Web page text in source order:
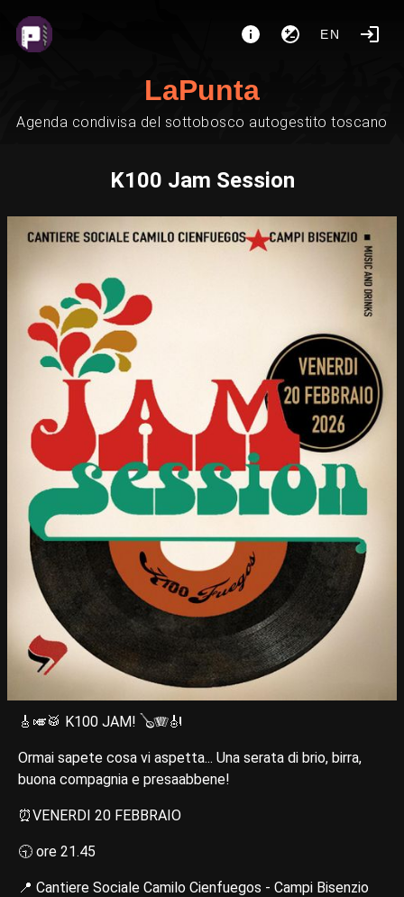
EN
LaPunta
Agenda condivisa del sottobosco autogestito toscano
K100 Jam Session
🎸🎺🥁 K100 JAM! 🪕🪗🎻
Ormai sapete cosa vi aspetta... Una serata di brio, birra,
buona compagnia e presaabbene!
⏰VENERDI 20 FEBBRAIO
🕤 ore 21.45
📍 Cantiere Sociale Camilo Cienfuegos - Campi Bisenzio